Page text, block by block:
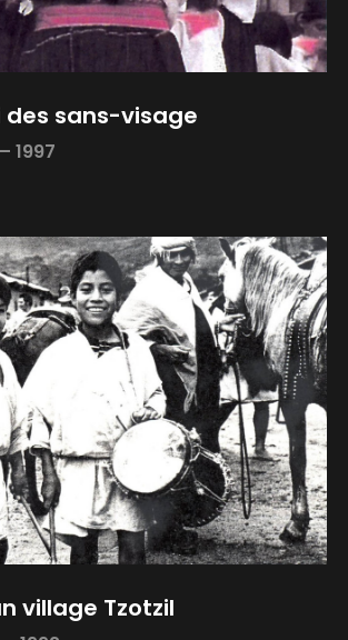
sans-visage
1997
village Tzotzil